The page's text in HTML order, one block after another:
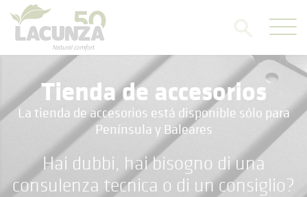
Tienda de accesorios
La tienda de accesorios está disponible sólo para
Península y Baleares
Hai dubbi, hai bisogno di una
consulenza tecnica o di un consiglio?